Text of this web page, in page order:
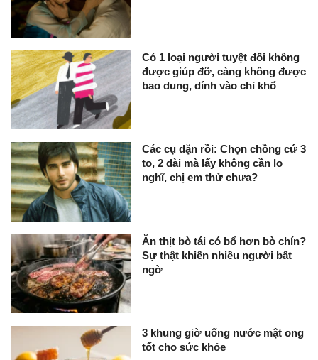
Có 1 loại người tuyệt đối không
được giúp đỡ, càng không được
bao dung, dính vào chỉ khổ
Các cụ dặn rồi: Chọn chồng cứ 3
to, 2 dài mà lấy không cần lo
nghĩ, chị em thử chưa?
Ăn thịt bò tái có bổ hơn bò chín?
Sự thật khiến nhiều người bất
ngờ
3 khung giờ uống nước mật ong
tốt cho sức khỏe